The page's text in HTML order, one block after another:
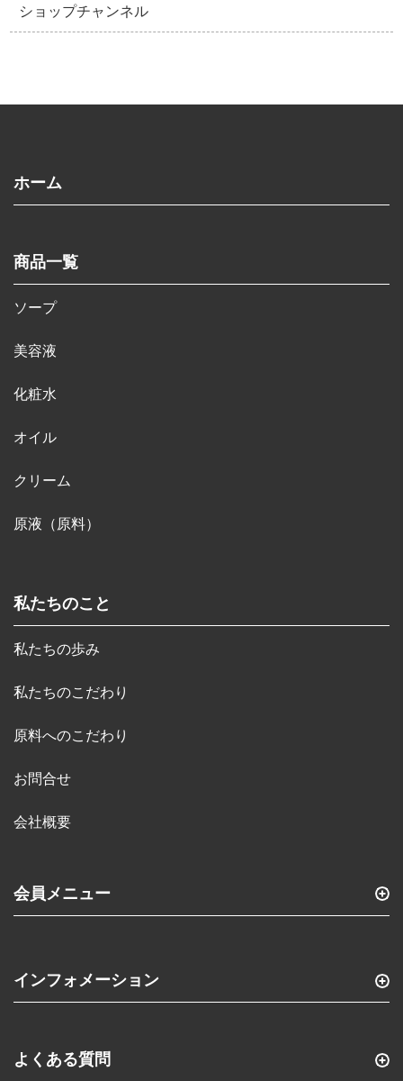
ショップチャンネル
ホーム
商品一覧
ソープ
美容液
化粧水
オイル
クリーム
原液（原料）
私たちのこと
私たちの歩み
私たちのこだわり
原料へのこだわり
お問合せ
会社概要
会員メニュー
インフォメーション
よくある質問